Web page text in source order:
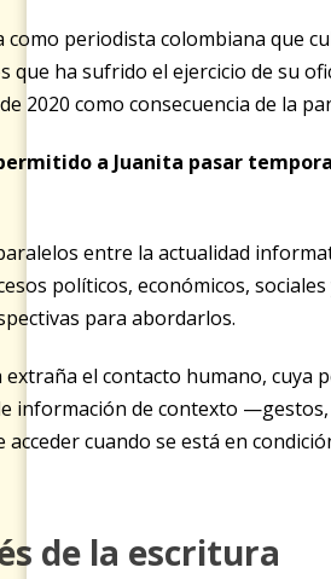
periodista colombiana que
que ha sufrido el ejercicio de su
2020 como consecuencia de la
a Juanita pasar
entre la actualidad
políticos, económicos,
para abordarlos.
el contacto humano, cuya
información de contexto
cuando se está en
de la escritura